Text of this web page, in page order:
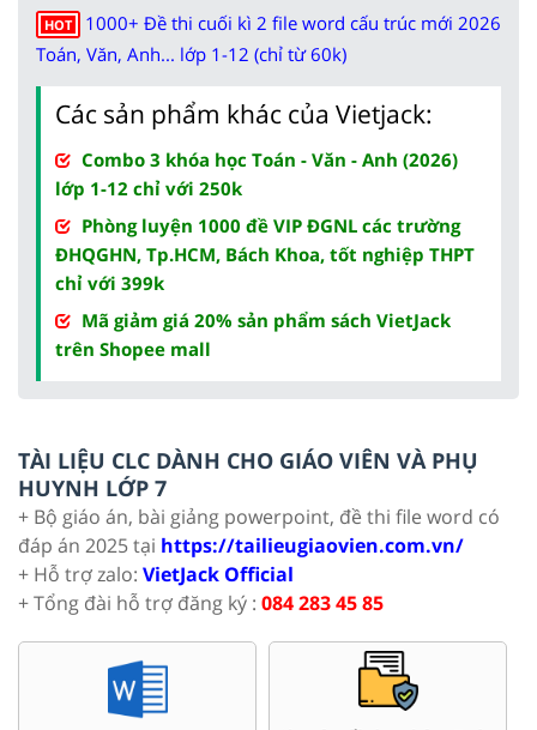
HOT
1000+ Đề thi cuối kì 2 file word cấu trúc mới 2026
Toán, Văn, Anh... lớp 1-12 (chỉ từ 60k)
Các sản phẩm khác của Vietjack:
Combo 3 khóa học Toán - Văn - Anh (2026)
lớp 1-12 chỉ với 250k
Phòng luyện 1000 đề VIP ĐGNL các trường
ĐHQGHN, Tp.HCM, Bách Khoa, tốt nghiệp THPT
chỉ với 399k
Mã giảm giá 20% sản phẩm sách VietJack
trên Shopee mall
TÀI LIỆU CLC DÀNH CHO GIÁO VIÊN VÀ PHỤ
HUYNH LỚP 7
+ Bộ giáo án, bài giảng powerpoint, đề thi file word có
đáp án 2025 tại https://tailieugiaovien.com.vn/
+ Hỗ trợ zalo: VietJack Official
+ Tổng đài hỗ trợ đăng ký : 084 283 45 85